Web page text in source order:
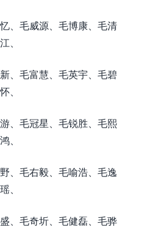
、毛威源、毛博康、毛清
、
、毛富慧、毛英宇、毛碧
、
、毛冠星、毛锐胜、毛熙
、
、毛右毅、毛喻浩、毛逸
、
、毛奇圻、毛健磊、毛骅